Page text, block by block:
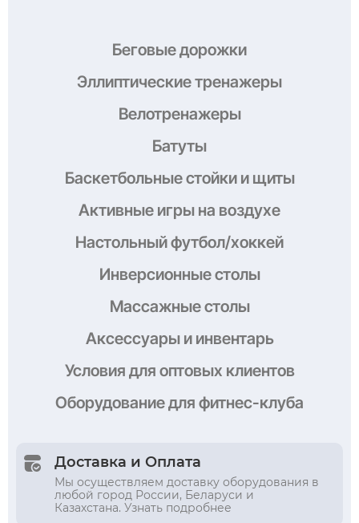
Беговые дорожки
Эллиптические тренажеры
Велотренажеры
Батуты
Баскетбольные стойки и щиты
Активные игры на воздухе
Настольный футбол/хоккей
Инверсионные столы
Массажные столы
Аксессуары и инвентарь
Условия для оптовых клиентов
Оборудованиедля фитнес-клуба
Доставка и Оплата
Мы осуществляем доставку оборудования в
любой город России, Беларуси и
Казахстана. Узнать подробнее